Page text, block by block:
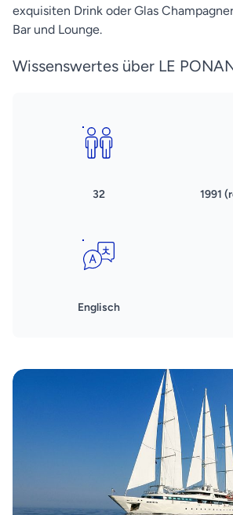
exquisiten Drink oder Glas
Bar und Lounge.
Wissenswertes über LE
32 1991
Englisch